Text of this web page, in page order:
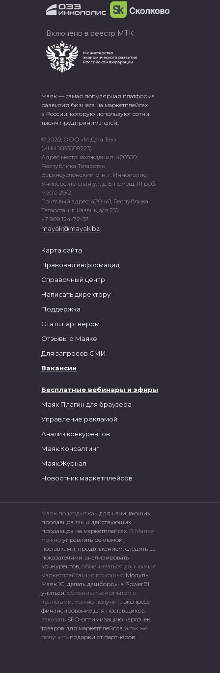
Маяк — самая популярная платформа
развития бизнеса на маркетплейсах
в России, которую используют сотни
тысяч предпринимателей.
© 2020, ООО «М Дата Тек»
(ИНН 1683009223)
Адрес местонахождения: 420500,
Республика Татарстан,
Верхнеуслонский р-н, г. Иннополис,
Университетская ул, д. 5, помещ. 111 раб.
место 29/2.
Почтовый адрес: 420140, Республика
Татарстан, г. Казань, а/я 210.
+7 969 124-72-33
mayak@mayak.bz
Бесплатные вебинары и эфиры
Маяк Плагин для браузера
Управление рекламой
Анализ конкурентов
Маяк.Консалтинг
Маяк.Журнал
Новостник маркетплейсов
Карта сайта
Правовая информация
Справочный центр
Написать директору
Поддержка
Стать партнером
Отзывы о Маяке
Для запросов СМИ
Вакансии
Включено в реестр МТК
Маяк подходит как для начинающих
продавцов так и действующих
продавцов на маркетплейсах. В Маяке
можно управлять рекламой,
поставками, продвижением, следить за
показателями, анализировать
конкурентов, обмениваться данными с
маркетплейсами c помощью Модуль
Маяк.1С, делать дашборды в PowerBI,
учиться, обмениваться опытом с
коллегами, можно получить экспресс-
финансирование для поставщиков,
заказать SEO-оптимизацию карточек
товаров для маркетплейсов, а так же
получить подарки от партнеров.